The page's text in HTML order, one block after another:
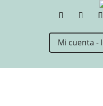
Mi cuenta -